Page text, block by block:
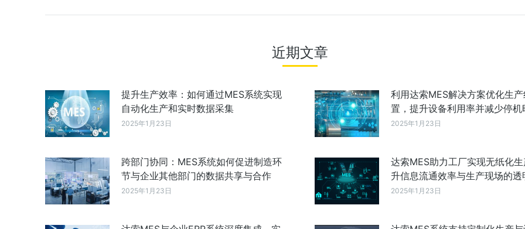
近期文章
提升生产效率：如何通过MES系统实现
自动化生产和实时数据采集
2025年1月23日
利用达索MES解决方案优化生
置，提升设备利用率并减少停机
2025年1月23日
跨部门协同：MES系统如何促进制造环
节与企业其他部门的数据共享与合作
2025年1月23日
达索MES助力工厂实现无纸化
升信息流通效率与生产现场的透
2025年1月23日